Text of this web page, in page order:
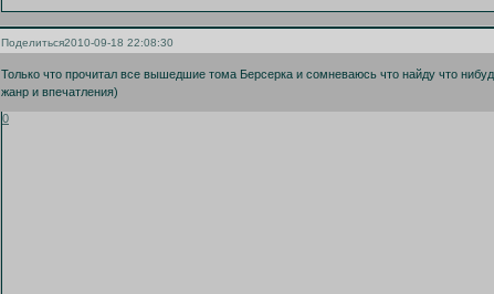
Поделиться2010-09-18 22:08:30
Только что прочитал все вышедшие тома Берсерка и сомневаюсь что найду что
жанр и впечатления)
0